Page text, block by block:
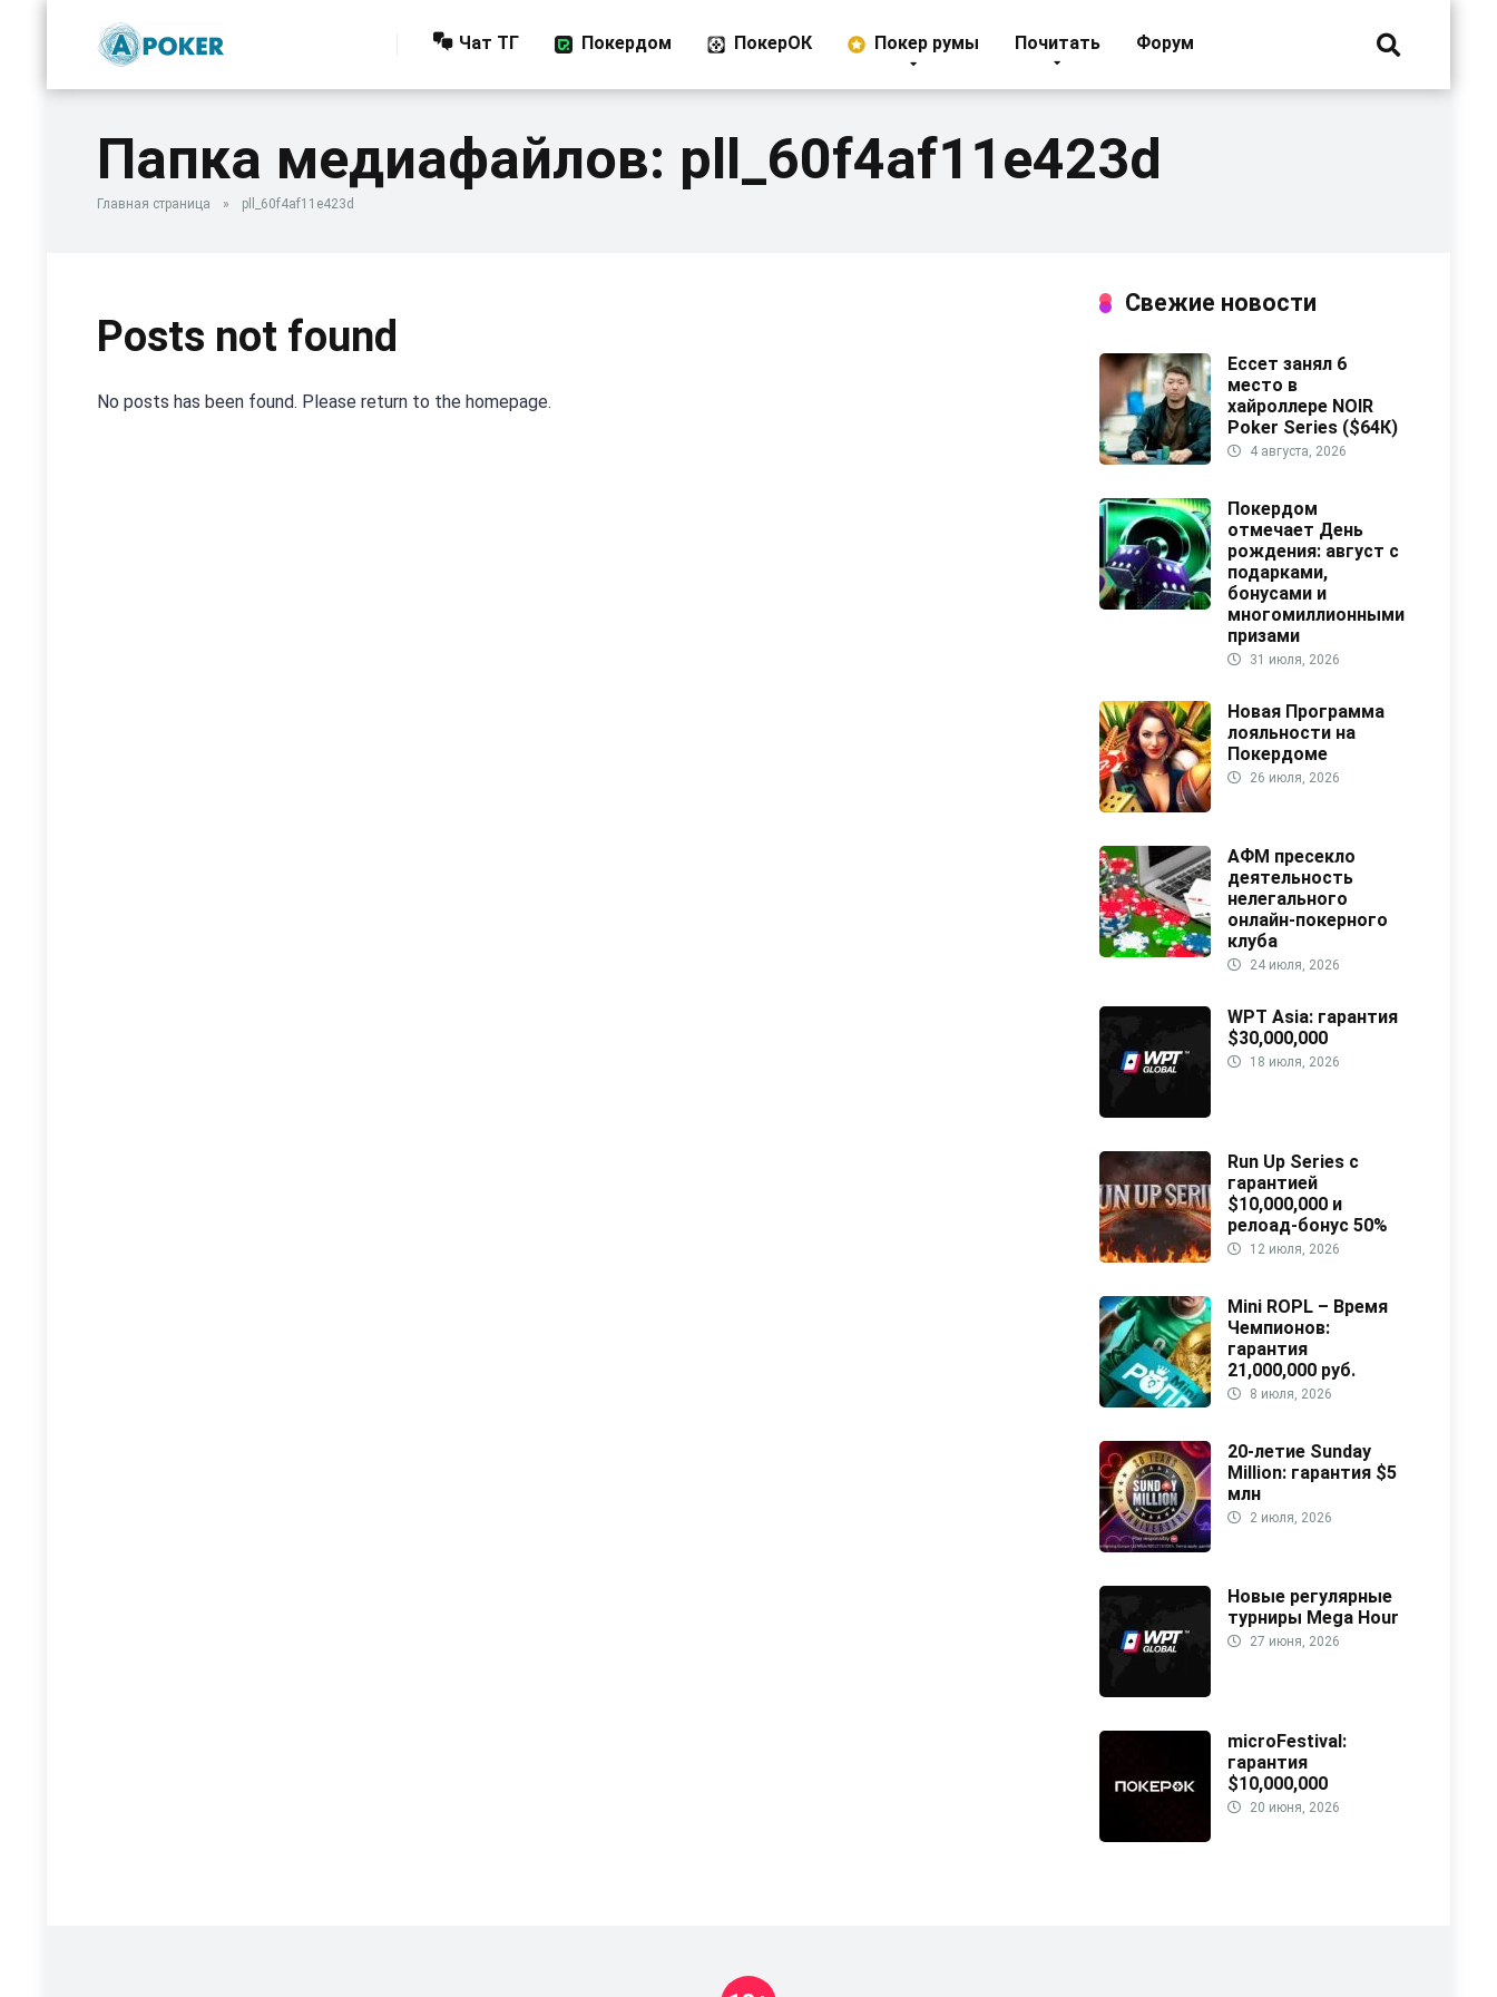
Чат ТГ Покердом ПокерОК Покер румы Почитать Форум
Папка медиафайлов: pll_60f4af11e423d
Главная страница » pll_60f4af11e423d
Posts not found
No posts has been found. Please return to the homepage.
Свежие новости
Ессет занял 6
место в
хайроллере NOIR
Poker Series ($64К)
4 августа, 2026
Покердом
отмечает День
рождения: август с
подарками,
бонусами и
многомиллионными
призами
31 июля, 2026
Новая Программа
лояльности на
Покердоме
26 июля, 2026
АФМ пресекло
деятельность
нелегального
онлайн-покерного
клуба
24 июля, 2026
WPT Asia: гарантия
$30,000,000
18 июля, 2026
Run Up Series с
гарантией
$10,000,000 и
релоад-бонус 50%
12 июля, 2026
Mini ROPL – Время
Чемпионов:
гарантия
21,000,000 руб.
8 июля, 2026
20-летие Sunday
Million: гарантия $5
млн
2 июля, 2026
Новые регулярные
турниры Mega Hour
27 июня, 2026
microFestival:
гарантия
$10,000,000
20 июня, 2026